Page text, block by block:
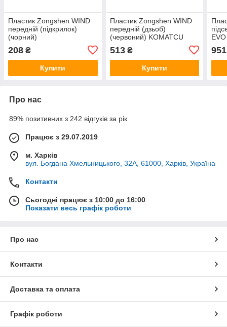
Пластик Zongshen WIND
передній (підкрилок)
(чорний)
208 ₴
Купити
Пластик Zongshen WIND
передній (дзьоб)
(червоний) KOMATCU
513₴
Купити
EVO
951
Про нас
89% позитивних з 242 відгуків за рік
Працює з 29.07.2019
м. Харків
вул. Богдана Хмельницького, 32А, 61000, Харків, Україна
Контакти
Сьогодні працює з 10:00 до 16:00
Показати весь графік роботи
Про нас
Контакти
Доставка та оплата
Графік роботи